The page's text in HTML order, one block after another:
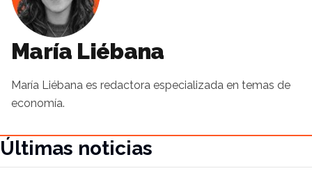
María Liébana
María Liébana es redactora especializada en temas de
economía.
Últimas noticias